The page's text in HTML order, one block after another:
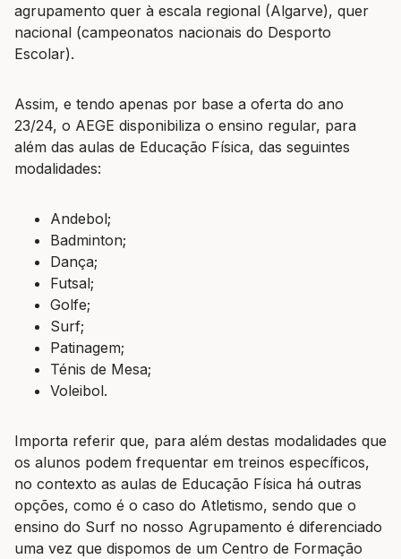
agrupamento quer à escala regional (Algarve), quer
nacional (campeonatos nacionais do Desporto
Escolar).
Assim, e tendo apenas por base a oferta do ano
23/24, o AEGE disponibiliza o ensino regular, para
além das aulas de Educação Física, das seguintes
modalidades:
Andebol;
Badminton;
Dança;
Futsal;
Golfe;
Surf;
Patinagem;
Ténis de Mesa;
Voleibol.
Importa referir que, para além destas modalidades que
os alunos podem frequentar em treinos específicos,
no contexto as aulas de Educação Física há outras
opções, como é o caso do Atletismo, sendo que o
ensino do Surf no nosso Agrupamento é diferenciado
uma vez que dispomos de um Centro de Formação